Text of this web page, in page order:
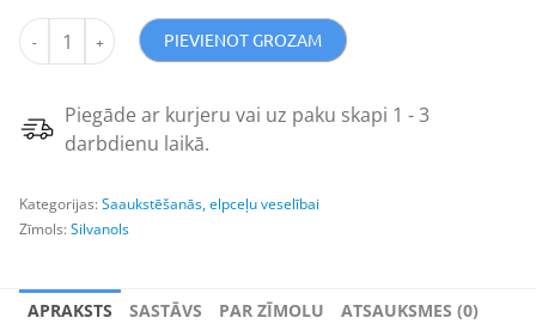
PIEVIENOT GROZAM
Piegāde ar kurjeru vai uz paku skapi 1 - 3
darbdienu laikā.
Kategorijas: Saaukstēšanās, elpceļu veselībai
Zīmols: Silvanols
APRAKSTS SASTĀVS PAR ZĪMOLU ATSAUKSMES (0)